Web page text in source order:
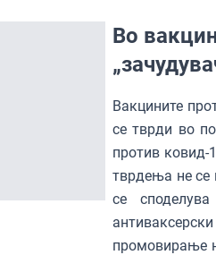
Во
Вакцините
се тврди во
против ковид-
тврдења не се
се
промовирање